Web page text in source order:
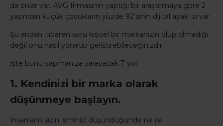
da onlar var. AVG firmasının yaptığı bir araştırmaya göre 2
yaşından küçük çocukların yüzde 92’sinin dijital ayak izi var.
Şu andan itibaren soru kişisel bir markanızın olup olmadığı
değil onu nasıl yönetip geliştirebileceğinizdir.
İşte bunu yapmanıza yarayacak 7 yol:
1. Kendinizi bir marka olarak
düşünmeye başlayın.
İnsanların sizin isminizi düşündüğünde ne ile